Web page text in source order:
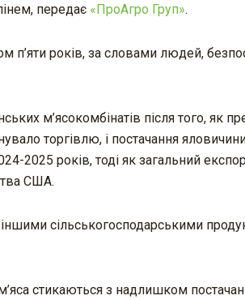
передає «ПроАгро Груп».
п’яти років, за словами людей,
м’ясокомбінатів після того, як
торгівлю, і постачання яловичини
2025 років, тоді як загальний
США.
сільськогосподарськими
стикаються з надлишком